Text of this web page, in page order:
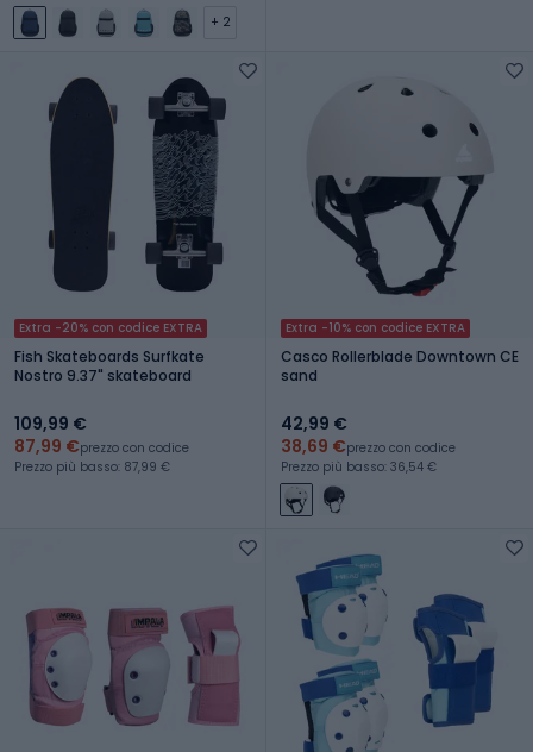
+ 2
Extra -20% con codice EXTRA
Fish Skateboards Surfkate
Nostro 9.37" skateboard
109,99 €
87,99 €prezzo con codice
Prezzo più basso: 87,99 €
Extra -10% con codice EXTRA
Casco Rollerblade Downtown CE
sand
42,99 €
38,69 €prezzo con codice
Prezzo più basso: 36,54 €